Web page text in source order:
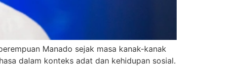
Manado sejak masa kanak-kanak
dalam konteks adat dan kehidupan sosial.